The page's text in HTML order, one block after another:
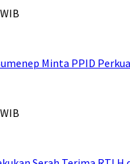
Minta PPID